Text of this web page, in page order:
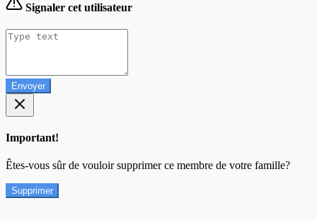
Signaler cet utilisateur
Envoyer
Important!
Êtes-vous sûr de vouloir supprimer ce membre de votre famille?
Supprimer